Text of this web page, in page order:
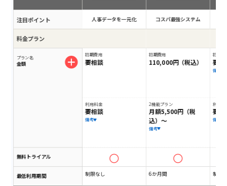
注目ポイント
料金プラン
プラン名
金額
無料トライアル
最低利用期間
人事データを一元化
初期費用
要相談
利用料金
要相談
備考
制限なし
コスパ最強システム
初期費用
110,000円（税込）
2機能プラン
月額5,500円（税
込）～
備考
6か月間
初期費
要相
備考
利用料
要相
備考
制限